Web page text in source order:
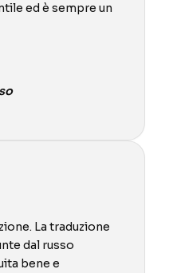
ed è sempre un
La traduzione
dal russo
bene e